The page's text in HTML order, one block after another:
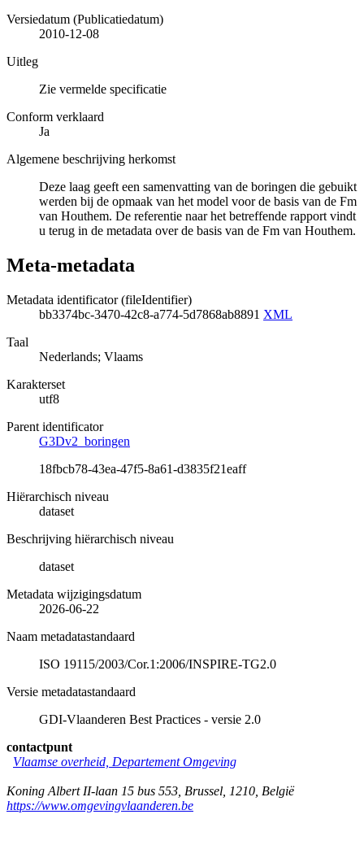
Versiedatum (Publicatiedatum)
2010-12-08
Uitleg
Zie vermelde specificatie
Conform verklaard
Ja
Algemene beschrijving herkomst
Deze laag geeft een samenvatting van de boringen die gebuikt
werden bij de opmaak van het model voor de basis van de Fm
van Houthem. De referentie naar het betreffende rapport vindt
u terug in de metadata over de basis van de Fm van Houthem.
Meta-metadata
Metadata identificator (fileIdentifier)
bb3374bc-3470-42c8-a774-5d7868ab8891 XML
Taal
Nederlands; Vlaams
Karakterset
utf8
Parent identificator
G3Dv2_boringen
18fbcb78-43ea-47f5-8a61-d3835f21eaff
Hiërarchisch niveau
dataset
Beschrijving hiërarchisch niveau
dataset
Metadata wijzigingsdatum
2026-06-22
Naam metadatastandaard
ISO 19115/2003/Cor.1:2006/INSPIRE-TG2.0
Versie metadatastandaard
GDI-Vlaanderen Best Practices - versie 2.0
contactpunt
Vlaamse overheid, Departement Omgeving
Koning Albert II-laan 15 bus 553 Brussel 1210 België
https://www.omgevingvlaanderen.be